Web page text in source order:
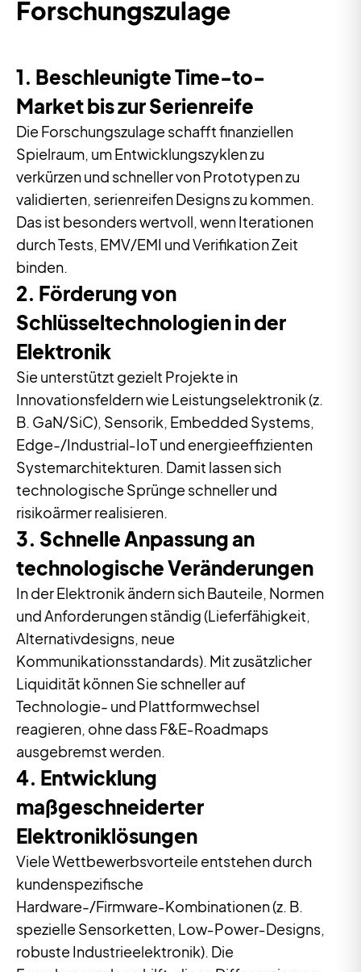
Forschungszulage
1. Beschleunigte Time-to-
Market bis zur Serienreife
Die Forschungszulage schafft finanziellen
Spielraum, um Entwicklungszyklen zu
verkürzen und schneller von Prototypen zu
validierten, serienreifen Designs zu kommen.
Das ist besonders wertvoll, wenn Iterationen
durch Tests, EMV/EMI und Verifikation Zeit
binden.
2. Förderung von
Schlüsseltechnologien in der
Elektronik
Sie unterstützt gezielt Projekte in
Innovationsfeldern wie Leistungselektronik (z.
B. GaN/SiC), Sensorik, Embedded Systems,
Edge-/Industrial‑IoT und energieeffizienten
Systemarchitekturen. Damit lassen sich
technologische Sprünge schneller und
risikoärmer realisieren.
3. Schnelle Anpassung an
technologische Veränderungen
In der Elektronik ändern sich Bauteile, Normen
und Anforderungen ständig (Lieferfähigkeit,
Alternativdesigns, neue
Kommunikationsstandards). Mit zusätzlicher
Liquidität können Sie schneller auf
Technologie- und Plattformwechsel
reagieren, ohne dass F&E‑Roadmaps
ausgebremst werden.
4. Entwicklung
maßgeschneiderter
Elektroniklösungen
Viele Wettbewerbsvorteile entstehen durch
kundenspezifische
Hardware-/Firmware‑Kombinationen (z. B.
spezielle Sensorketten, Low‑Power‑Designs,
robuste Industrieelektronik). Die